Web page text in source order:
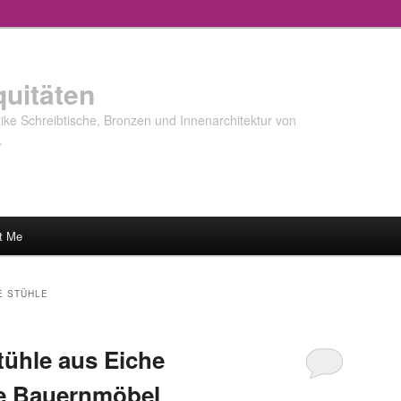
Schreibtische, Bronzen und Innenarchitektur von
Me
STÜHLE
aus Eiche